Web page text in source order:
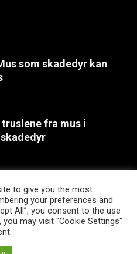
som skadedyr kan
fra mus i
tilhengeren for
to give you the most
your preferences and
All”, you consent to the use
may visit "Cookie Settings"